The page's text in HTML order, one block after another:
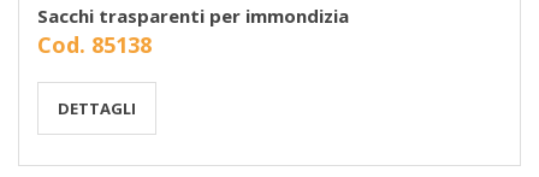
Sacchi trasparenti per immondizia
Cod. 85138
DETTAGLI